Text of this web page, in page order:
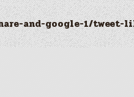
and-google-1/tweet-